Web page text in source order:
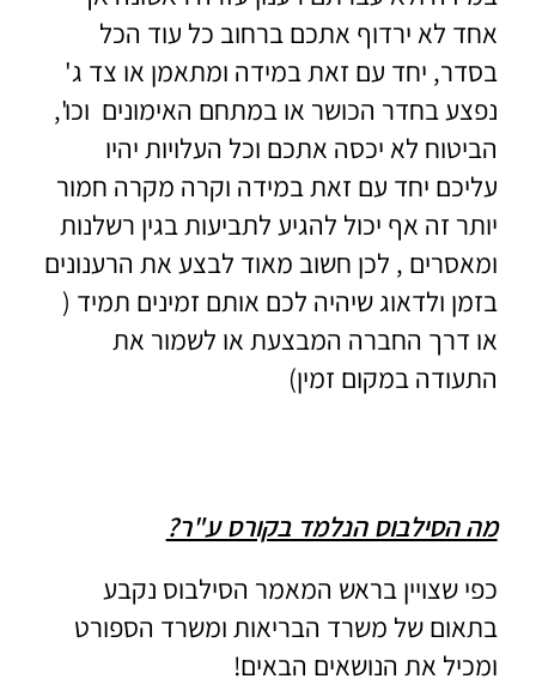
אחד לא ירדוף אתכם ברחוב כל עוד הכל
בסדר, יחד עם זאת במידה ומתאמן או צד ג'
נפצע בחדר הכושר או במתחם האימונים וכו',
הביטוח לא יכסה אתכם וכל העלויות יהיו
עליכם יחד עם זאת במידה וקרה מקרה חמור
יותר זה אף יכול להגיע לתביעות בגין רשלנות
ומאסרים , לכן חשוב מאוד לבצע את הרענונים
בזמן ולדאוג שיהיה לכם אותם זמינים תמיד (
או דרך החברה המבצעת או לשמור את
התעודה במקום זמין)
מה הסילבוס הנלמד בקורס ע"ר?
כפי שצויין בראש המאמר הסילבוס נקבע
בתאום של משרד הבריאות ומשרד הספורט
ומכיל את הנושאים הבאים!